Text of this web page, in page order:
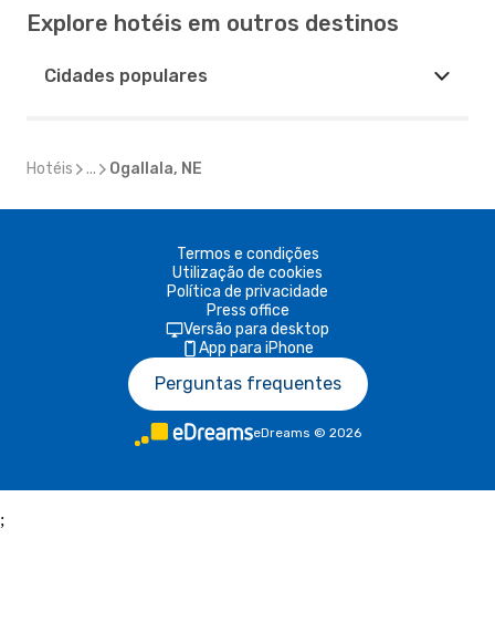
Explore hotéis em outros destinos
Cidades populares
Hotéis ... Ogallala, NE
Termos e condições
Utilização de cookies
Política de privacidade
Press office
Versão para desktop
App para iPhone
Perguntas frequentes
eDreams © 2026
;